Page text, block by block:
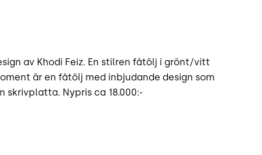
av Khodi Feiz. En stilren fåtölj i grönt/vitt
är en fåtölj med inbjudande design som
skrivplatta. Nypris ca 18.000:-